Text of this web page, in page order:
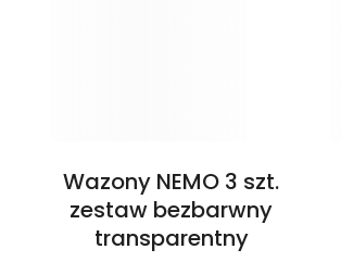
Wazony NEMO 3 szt.
zestaw bezbarwny
transparentny